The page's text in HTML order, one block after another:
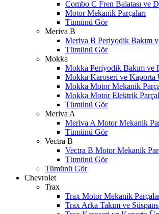
Combo C Fren Balatası ve
Motor Mekanik Parçaları
Tümünü Gör
Meriva B
Meriva B Periyodik Bakım
Tümünü Gör
Mokka
Mokka Periyodik Bakım ve
Mokka Karoseri ve Kaporta
Mokka Motor Mekanik
Mokka Motor Elektrik
Tümünü Gör
Meriva A
Meriva A Motor Mekanik
Tümünü Gör
Vectra B
Vectra B Motor Mekanik
Tümünü Gör
Tümünü Gör
Chevrolet
Trax
Trax Motor Mekanik
Trax Arka Takım ve